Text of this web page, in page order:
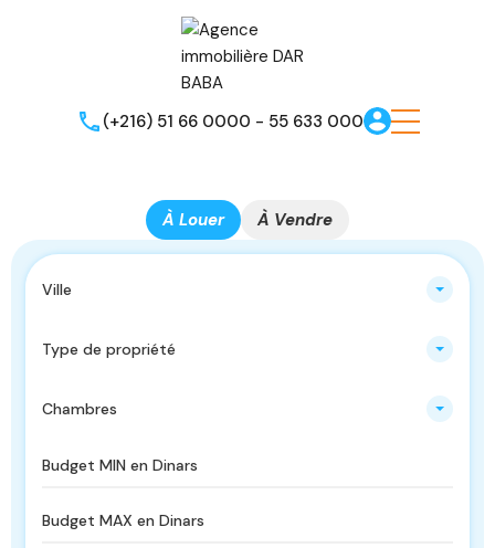
(+216) 51 66 0000 - 55 633 000
À Louer À Vendre
Ville
Type de propriété
Chambres